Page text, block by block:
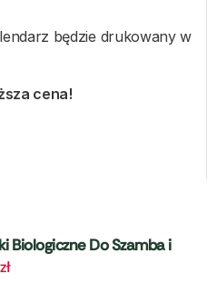
będzie drukowany w
cena!
Biologiczne Do Szamba i
– 6 szt. Target
zł